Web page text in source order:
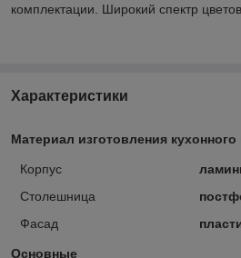
комплектации. Широкий спектр
Характеристики
Материал изготовления кухонного
Корпус
Столешница
Фасад
Основные